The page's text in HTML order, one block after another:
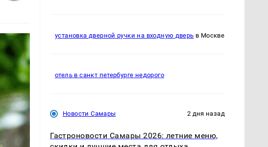
установка дверной ручки на входную дверь в Москве
отель в санкт петербурге недорого
Новости Самары 2 дня назад
Гастроновости Самары 2026: летние меню,